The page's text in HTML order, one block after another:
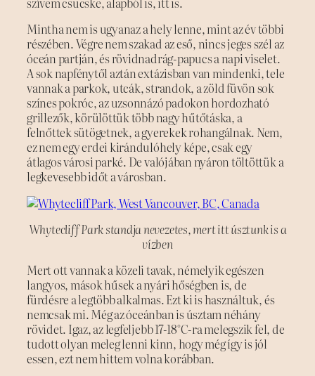
Mintha nem is ugyanaz a hely lenne, mint az év többi
részében. Végre nem szakad az eső, nincs jeges szél az
óceán partján, és rövidnadrág-papucs a napi viselet.
A sok napfénytől aztán extázisban van mindenki, tele
vannak a parkok, utcák, strandok, a zöld füvön sok
színes pokróc, az uzsonnázó padokon hordozható
grillezők, körülöttük több nagy hűtőtáska, a
felnőttek sütögetnek, a gyerekek rohangálnak. Nem,
ez nem egy erdei kirándulóhely képe, csak egy
átlagos városi parké. De valójában nyáron töltöttük a
legkevesebb időt a városban.
Whytecliff Park standja nevezetes, mert itt úsztunk is a
vízben
Mert ott vannak a közeli tavak, némelyik egészen
langyos, mások hűsek a nyári hőségben is, de
fürdésre a legtöbb alkalmas. Ezt ki is használtuk, és
nemcsak mi. Még az óceánban is úsztam néhány
rövidet. Igaz, az legfeljebb 17-18°C-ra melegszik fel, de
tudott olyan meleg lenni kinn, hogy még így is jól
essen, ezt nem hittem volna korábban.